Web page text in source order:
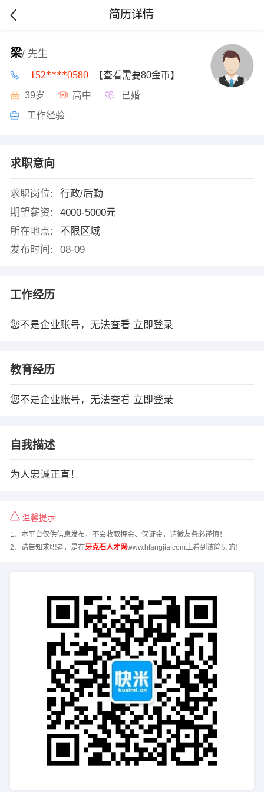
简历详情
梁/ 先生
152****0580 【查看需要80金币】
39岁 高中 已婚
工作经验
求职意向
求职岗位:
行政/后勤
期望薪资:
4000-5000元
所在地点:
不限区域
发布时间:
08-09
工作经历
您不是企业账号，无法查看 立即登录
教育经历
您不是企业账号，无法查看 立即登录
自我描述
为人忠诚正直！
温馨提示
1、本平台仅供信息发布，不会收取押金、保证金，请微友务必谨慎！
2、请告知求职者，是在牙克石人才网www.hfangjia.com上看到该简历的！